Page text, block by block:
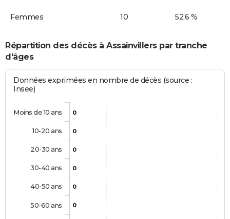
Femmes 10 52,6 %
Répartition des décès à Assainvillers par tranche
d'âges
Données exprimées en nombre de décès (source :
Insee)
0
0
0
0
0
0
Moins de 10 ans
10-20 ans
20-30 ans
30-40 ans
40-50 ans
50-60 ans